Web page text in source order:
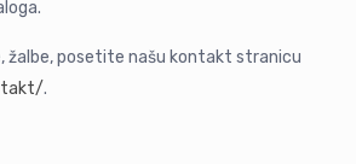
žalbe, posetite našu kontakt stranicu
.